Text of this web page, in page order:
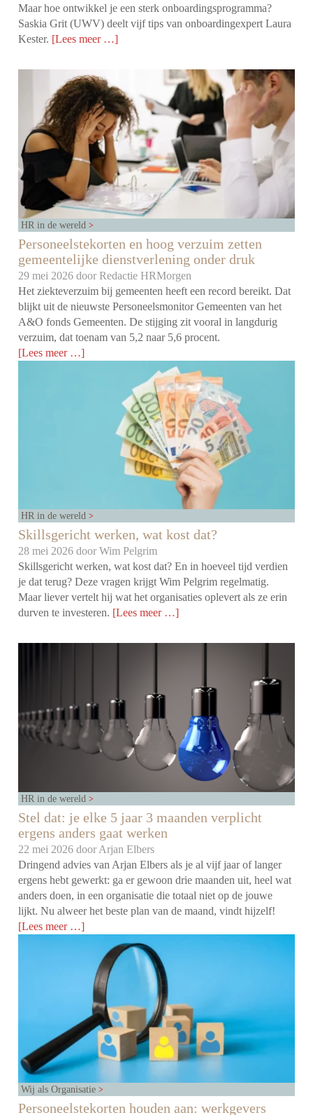
Maar hoe ontwikkel je een sterk onboardingsprogramma?
Saskia Grit (UWV) deelt vijf tips van onboardingexpert Laura
Kester. [Lees meer …]
HR in de wereld
Personeelstekorten en hoog verzuim zetten
gemeentelijke dienstverlening onder druk
29 mei 2026 doorRedactie HRMorgen
Het ziekteverzuim bij gemeenten heeft een record bereikt. Dat
blijkt uit de nieuwste Personeelsmonitor Gemeenten van het
A&O fonds Gemeenten. De stijging zit vooral in langdurig
verzuim, dat toenam van 5,2 naar 5,6 procent.
[Lees meer …]
HR in de wereld
Skillsgericht werken, wat kost dat?
28 mei 2026 doorWim Pelgrim
Skillsgericht werken, wat kost dat? En in hoeveel tijd verdien
je dat terug? Deze vragen krijgt Wim Pelgrim regelmatig.
Maar liever vertelt hij wat het organisaties oplevert als ze erin
durven te investeren. [Lees meer …]
HR in de wereld
Stel dat: je elke 5 jaar 3 maanden verplicht
ergens anders gaat werken
22 mei 2026 door Arjan Elbers
Dringend advies van Arjan Elbers als je al vijf jaar of langer
ergens hebt gewerkt: ga er gewoon drie maanden uit, heel wat
anders doen, in een organisatie die totaal niet op de jouwe
lijkt. Nu alweer het beste plan van de maand, vindt hijzelf!
[Lees meer …]
Wij als Organisatie
Personeelstekorten houden aan: werkgevers